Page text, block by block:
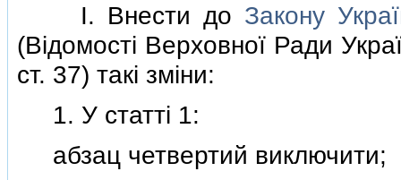
I. Внести до Закону
(Вiдомостi Верховної Ради
ст. 37) такi змiни:
1. У статтi 1:
абзац четвертий виключити;